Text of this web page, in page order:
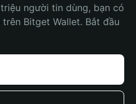
người tin dùng, bạn có
Bitget Wallet. Bắt đầu